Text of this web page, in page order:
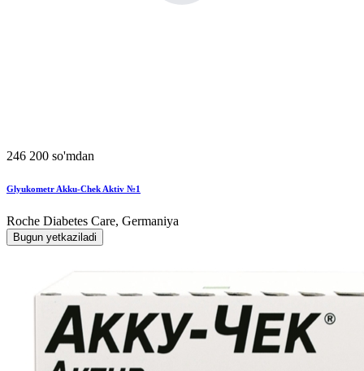
246 200 so'mdan
Glyukometr Akku-Chek Aktiv №1
Roche Diabetes Care, Germaniya
Bugun yetkaziladi